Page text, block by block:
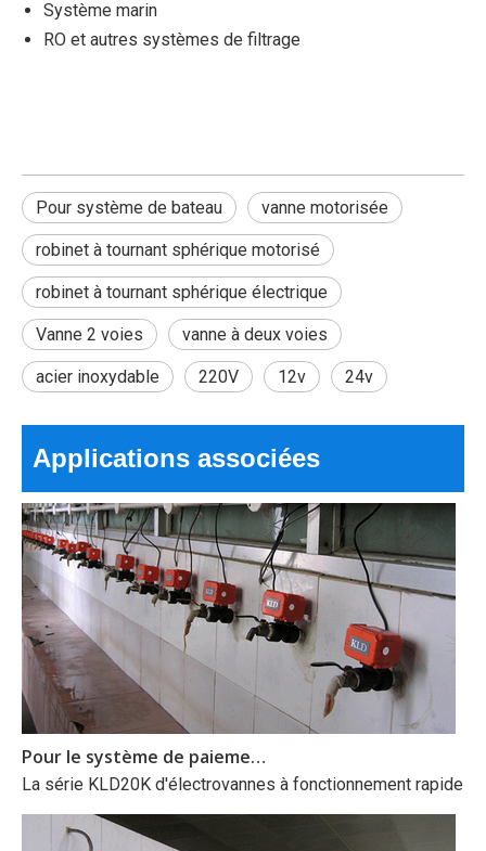
Système marin
RO et autres systèmes de filtrage
Pour système de bateau vanne motorisée
robinet à tournant sphérique motorisé
robinet à tournant sphérique électrique
Vanne 2 voies vanne à deux voies
acier inoxydable 220V 12v 24v
Applications associées
Pour appareil à glace
La vanne à boisseau sphérique électrique bidirectionnelle
La série KLD20K d'électrovannes à fonctionnement rapide